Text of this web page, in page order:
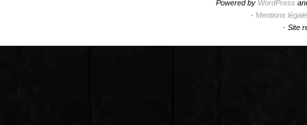
Powered by WordPress
·Mentions
·Site